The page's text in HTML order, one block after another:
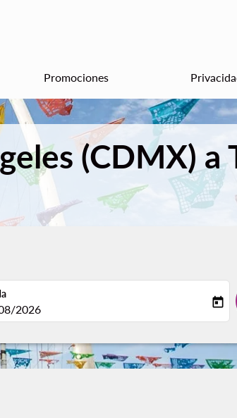
Promociones
(CDMX) a
departure-date-aria-label
2026 today